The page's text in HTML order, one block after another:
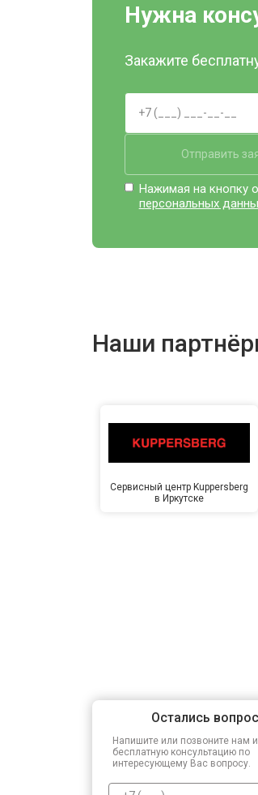
Нужна
Закажите
Отправить
Нажимая на кнопку
персональных
Наши
Сервисный центр Kuppersberg
в Иркутске
Остались
Напишите или позвоните нам
бесплатную консультацию по
интересующему Вас вопросу.